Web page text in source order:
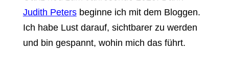
Judith Petersbeginne ich mit dem Bloggen.
Ich habe Lust darauf, sichtbarer zu werden
und bin gespannt, wohin mich das führt.